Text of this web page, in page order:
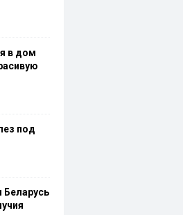
в дом
под
Беларусь